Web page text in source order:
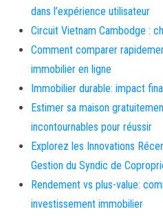
dans l’expérience utilisateur
Circuit Vietnam Cambodge :
Comment comparer
immobilier en ligne
Immobilier durable: impact
Estimer sa maison
incontournables pour réussir
Explorez les Innovations
Gestion du Syndic de
Rendement vs plus-value:
investissement immobilier